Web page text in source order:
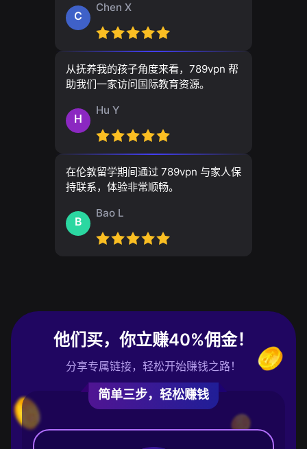
C
Chen X
从抚养我的孩子角度来看，789vpn 帮
助我们一家访问国际教育资源。
H
Hu Y
在伦敦留学期间通过 789vpn 与家人保
持联系，体验非常顺畅。
B
Bao L
他们买，你立赚40%佣金！
分享专属链接，轻松开始赚钱之路！
简单三步，轻松赚钱